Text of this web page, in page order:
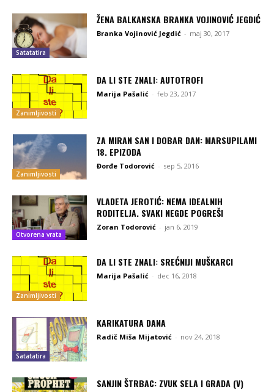
Satatatira
ŽENA BALKANSKA BRANKA VOJINOVIĆ JEGDIĆ
Branka Vojinović Jegdić - maj 30, 2017
Zanimljivosti
DA LI STE ZNALI: AUTOTROFI
Marija Pašalić - feb 23, 2017
Zanimljivosti
ZA MIRAN SAN I DOBAR DAN: MARSUPILAMI
18. EPIZODA
Đorđe Todorović - sep 5, 2016
Otvorena vrata
VLADETA JEROTIĆ: NEMA IDEALNIH
RODITELJA. SVAKI NEGDE POGREŠI
Zoran Todorović - jan 6, 2019
Zanimljivosti
DA LI STE ZNALI: SREĆNIJI MUŠKARCI
Marija Pašalić - dec 16, 2018
Satatatira
KARIKATURA DANA
Radič Miša Mijatović - nov 24, 2018
SANJIN ŠTRBAC: ZVUK SELA I GRADA (V)